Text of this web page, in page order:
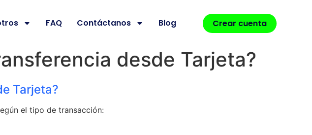
Crear cuenta
FAQ Contáctanos Blog
desde Tarjeta?
Tarjeta?
el tipo de transacción: